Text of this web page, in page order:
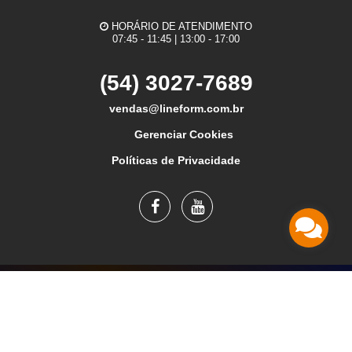
HORÁRIO DE ATENDIMENTO
07:45 - 11:45 | 13:00 - 17:00
(54) 3027-7689
vendas@lineform.com.br
Gerenciar Cookies
Políticas de Privacidade